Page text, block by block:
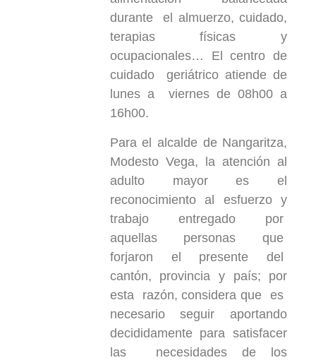
durante el almuerzo, cuidado,
terapias físicas y
ocupacionales… El centro de
cuidado geriátrico atiende de
lunes a viernes de 08h00 a
16h00.
Para el alcalde de Nangaritza,
Modesto Vega, la atención al
adulto mayor es el
reconocimiento al esfuerzo y
trabajo entregado por
aquellas personas que
forjaron el presente del
cantón, provincia y país; por
esta razón, considera que es
necesario seguir aportando
decididamente para satisfacer
las necesidades de los